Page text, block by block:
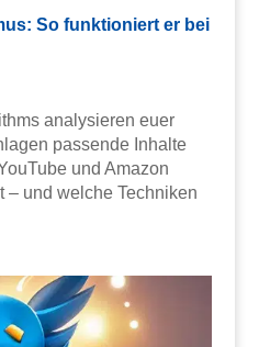
So funktioniert er bei
analysieren euer
passende Inhalte
und Amazon
– und welche Techniken